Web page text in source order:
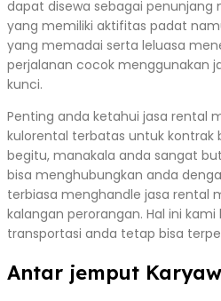
dapat disewa sebagai penunjang
yang memiliki aktifitas padat
yang memadai serta leluasa
perjalanan cocok menggunakan
kunci.
Penting anda ketahui jasa rental
kulorental terbatas untuk kontrak
begitu, manakala anda sangat
bisa menghubungkan anda
terbiasa menghandle jasa rental
kalangan perorangan. Hal ini
transportasi anda tetap bisa
Antar jemput